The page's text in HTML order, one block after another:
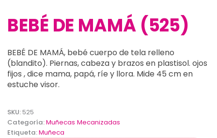
BEBÉ DE MAMÁ (525)
BEBÉ DE MAMÁ, bebé cuerpo de tela relleno
(blandito). Piernas, cabeza y brazos en plastisol. ojos
fijos , dice mama, papá, ríe y llora. Mide 45 cm en
estuche visor.
SKU:525
Categoría:Muñecas Mecanizadas
Etiqueta:Muñeca